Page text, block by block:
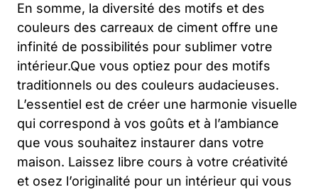
En somme, la diversité des motifs et des
couleurs des carreaux de ciment offre une
infinité de possibilités pour sublimer votre
intérieur.Que vous optiez pour des motifs
traditionnels ou des couleurs audacieuses.
L’essentiel est de créer une harmonie visuelle
qui correspond à vos goûts et à l’ambiance
que vous souhaitez instaurer dans votre
maison. Laissez libre cours à votre créativité
et osez l’originalité pour un intérieur qui vous